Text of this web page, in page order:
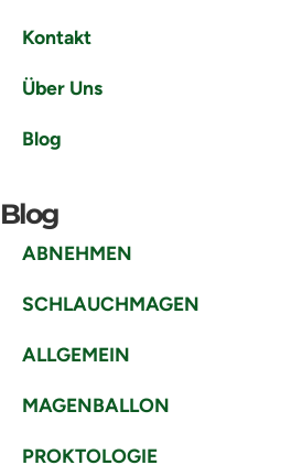
Kontakt
Über Uns
Blog
Blog
ABNEHMEN
SCHLAUCHMAGEN
ALLGEMEIN
MAGENBALLON
PROKTOLOGIE